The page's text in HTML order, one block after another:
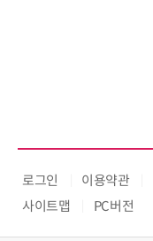
로그인 이용약관
사이트맵
PC버전